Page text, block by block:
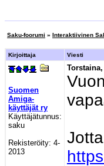
Saku-foorumi » Interaktiivinen
Kirjoittaja Viesti
Suomen
Amiga-
käyttäjät ry
Käyttäjätunnus:
saku
Rekisteröity: 4-
2013